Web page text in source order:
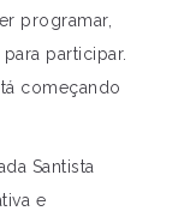
programar,
participar.
começando
Santista
e